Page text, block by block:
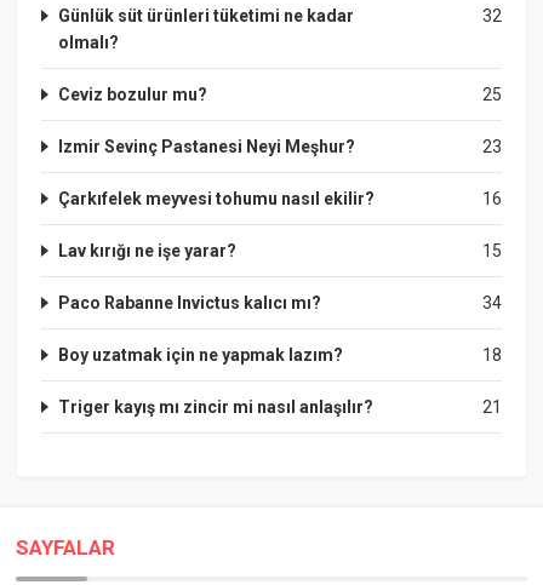
32
Günlük süt ürünleri tüketimi ne kadar
olmalı?
25
Ceviz bozulur mu?
23
Izmir Sevinç Pastanesi Neyi Meşhur?
16
Çarkıfelek meyvesi tohumu nasıl ekilir?
15
Lav kırığı ne işe yarar?
34
Paco Rabanne Invictus kalıcı mı?
18
Boy uzatmak için ne yapmak lazım?
21
Triger kayış mı zincir mi nasıl anlaşılır?
SAYFALAR